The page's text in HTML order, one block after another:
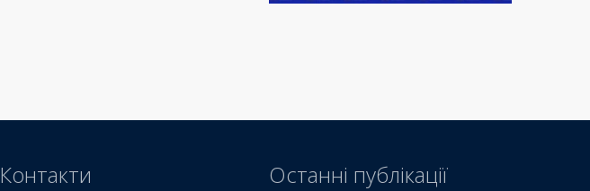
Контакти Останні публікації